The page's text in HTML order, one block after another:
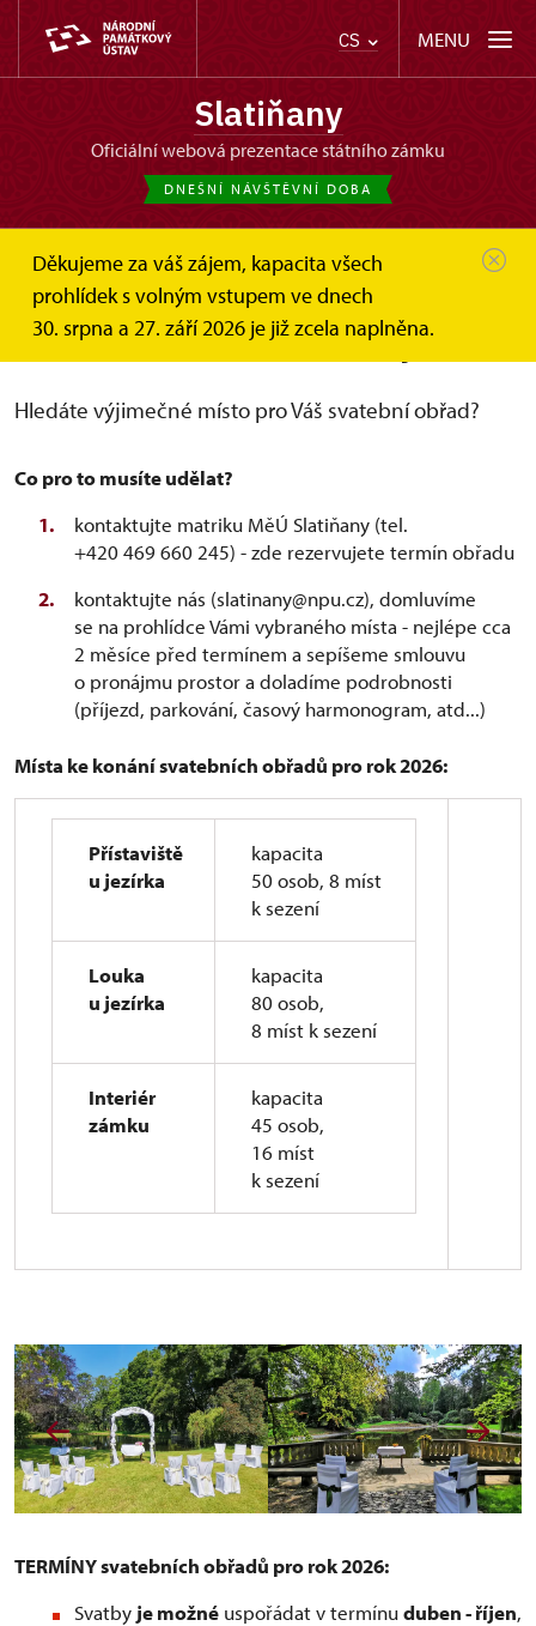
CS MENU
Slatiňany
oficiální webová prezentace státního zámku
DNEŠNÍ NÁVŠTĚVNÍ DOBA
Děkujeme za váš zájem, kapacita všech
prohlídek s volným vstupem ve dnech
30. srpna a 27. září 2026 je již zcela naplněna.
Slatiňany
Svatby a pronájmy
Svatba v zahradě a na zámku
Svatba na zámku Slatiňany
Hledáte výjimečné místo pro Váš svatební obřad?
Co pro to musíte udělat?
kontaktujte matriku MěÚ Slatiňany (tel.
+420 469 660 245) - zde rezervujete termín obřadu
kontaktujte nás (slatinany@npu.cz), domluvíme
se na prohlídce Vámi vybraného místa - nejlépe cca
2 měsíce před termínem a sepíšeme smlouvu
o pronájmu prostor a doladíme podrobnosti
(příjezd, parkování, časový harmonogram, atd...)
Místa ke konání svatebních obřadů pro rok 2026:
Přístaviště
u jezírka
kapacita
50 osob, 8 míst
k sezení
Louka
u jezírka
kapacita
80 osob,
8 míst k sezení
Interiér
zámku
kapacita
45 osob,
16 míst
k sezení
TERMÍNY svatebních obřadů pro rok 2026:
Svatby je možné uspořádat v termínuduben - říjen,